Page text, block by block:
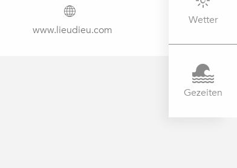
Wetter
Gezeiten
www.lieudieu.com